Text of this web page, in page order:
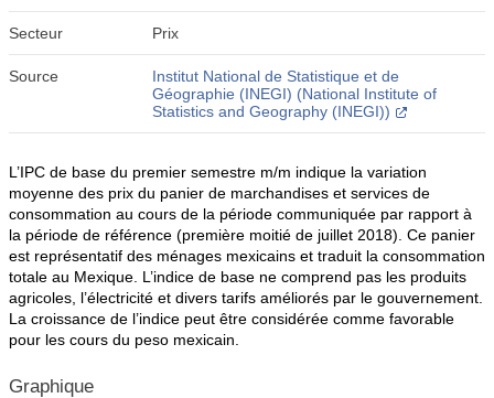
Secteur Prix
Source
Institut National de Statistique et de
Géographie (INEGI) (National Institute of
Statistics and Geography (INEGI))
L’IPC de base du premier semestre m/m indique la variation
moyenne des prix du panier de marchandises et services de
consommation au cours de la période communiquée par rapport à
la période de référence (première moitié de juillet 2018). Ce panier
est représentatif des ménages mexicains et traduit la consommation
totale au Mexique. L’indice de base ne comprend pas les produits
agricoles, l’électricité et divers tarifs améliorés par le gouvernement.
La croissance de l’indice peut être considérée comme favorable
pour les cours du peso mexicain.
Graphique